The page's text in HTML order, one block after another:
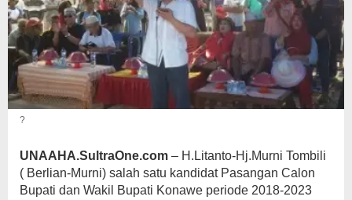
?
UNAAHA.SultraOne.com – H.Litanto-Hj.Murni Tombili
( Berlian-Murni) salah satu kandidat Pasangan Calon
Bupati dan Wakil Bupati Konawe periode 2018-2023